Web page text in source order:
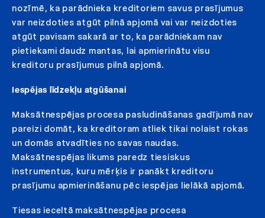
nozīmē, ka parādnieka kreditoriem savus prasījumus
var neizdoties atgūt pilnā apjomā vai var neizdoties
atgūt pavisam sakarā ar to, ka parādniekam nav
pietiekami daudz mantas, lai apmierinātu visu
kreditoru prasījumus pilnā apjomā.
Iespējas līdzekļu atgūšanai
Maksātnespējas procesa pasludināšanas gadījumā nav
pareizi domāt, ka kreditoram atliek tikai nolaist rokas
un domās atvadīties no savas naudas.
Maksātnespējas likums paredz tiesiskus
instrumentus, kuru mērķis ir panākt kreditoru
prasījumu apmierināšanu pēc iespējas lielākā apjomā.
Tiesas ieceltā maksātnespējas procesa